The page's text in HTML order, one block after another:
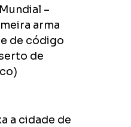
–
arma
de código
de
a cidade de